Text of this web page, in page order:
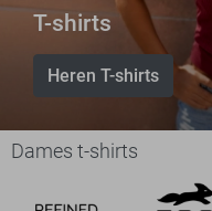
T-shirts
Heren T-shirts
Dames t-shirts